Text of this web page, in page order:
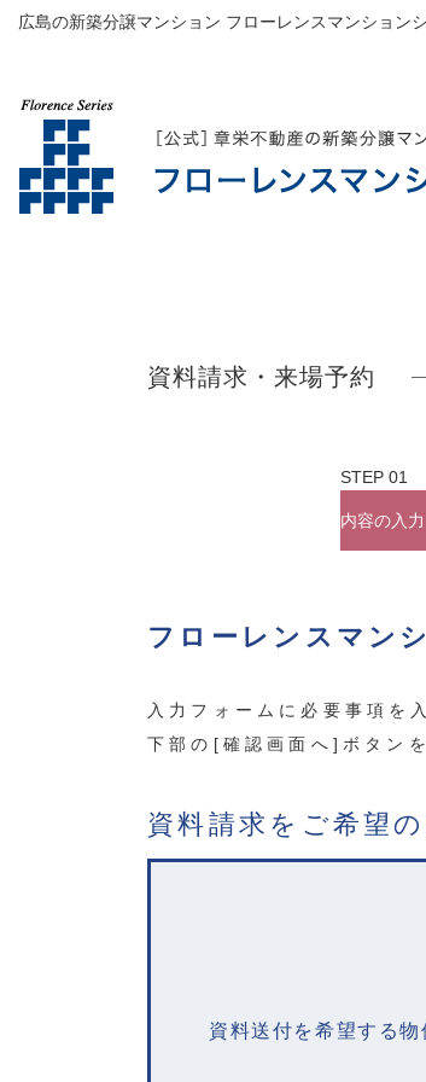
広島の新築分譲マンション フローレンスマンション
資料請求・来場予約
内容の入力
フローレンスマン
入力フォームに必要事項を
下部の[確認画面へ]ボタン
資料請求をご希望
資料送付を希望する物